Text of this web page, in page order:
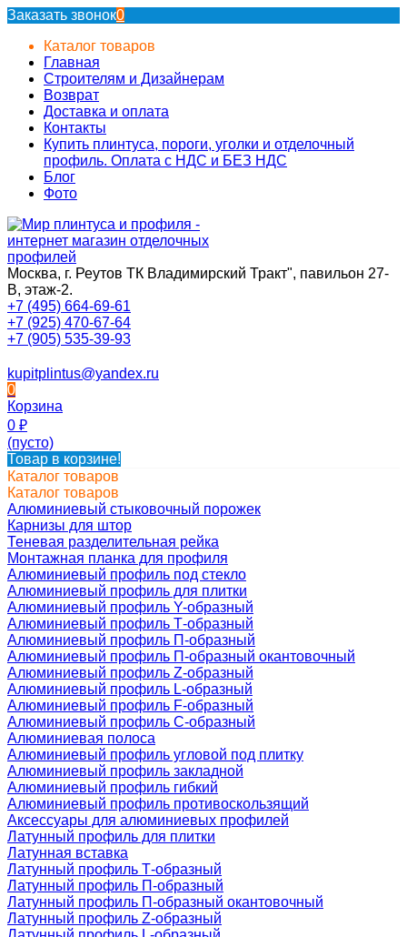
Заказать звонок0
Каталог товаров
Главная
Строителям и Дизайнерам
Возврат
Доставка и оплата
Контакты
Купить плинтуса, пороги, уголки и отделочный
профиль. Оплата с НДС и БЕЗ НДС
Блог
Фото
Москва, г. Реутов ТК Владимирский Тракт", павильон 27-
В, этаж-2.
+7 (495) 664-69-61
+7 (925) 470-67-64
+7 (905) 535-39-93
kupitplintus@yandex.ru
0
Корзина
0 ₽
(пусто)
Товар в корзине!
Каталог товаров
Каталог товаров
Алюминиевый стыковочный порожек
Карнизы для штор
Теневая разделительная рейка
Монтажная планка для профиля
Алюминиевый профиль под стекло
Алюминиевый профиль для плитки
Алюминиевый профиль Y-образный
Алюминиевый профиль Т-образный
Алюминиевый профиль П-образный
Алюминиевый профиль П-образный окантовочный
Алюминиевый профиль Z-образный
Алюминиевый профиль L-образный
Алюминиевый профиль F-образный
Алюминиевый профиль C-образный
Алюминиевая полоса
Алюминиевый профиль угловой под плитку
Алюминиевый профиль закладной
Алюминиевый профиль гибкий
Алюминиевый профиль противоскользящий
Аксессуары для алюминиевых профилей
Латунный профиль для плитки
Латунная вставка
Латунный профиль Т-образный
Латунный профиль П-образный
Латунный профиль П-образный окантовочный
Латунный профиль Z-образный